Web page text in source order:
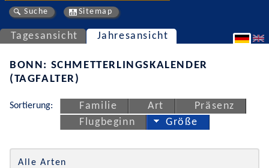
Suche Sitemap
Tagesansicht Jahresansicht
BONN: SCHMETTERLINGSKALENDER
(TAGFALTER)
Sortierung: Familie Art
Präsenz
Flugbeginn
Größe
Alle Arten